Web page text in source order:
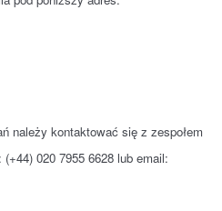
należy kontaktować się z zespołem
020 7955 6628 lub email: